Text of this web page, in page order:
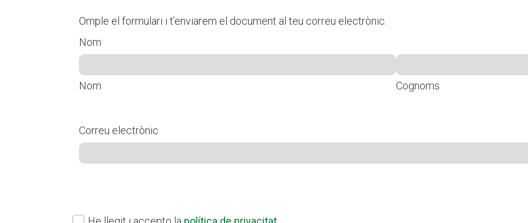
Omple el formulari i t’enviarem el document al teu correu electrònic.
Nom
Nom Cognoms
Correu electrònic
ok(Obligatori)